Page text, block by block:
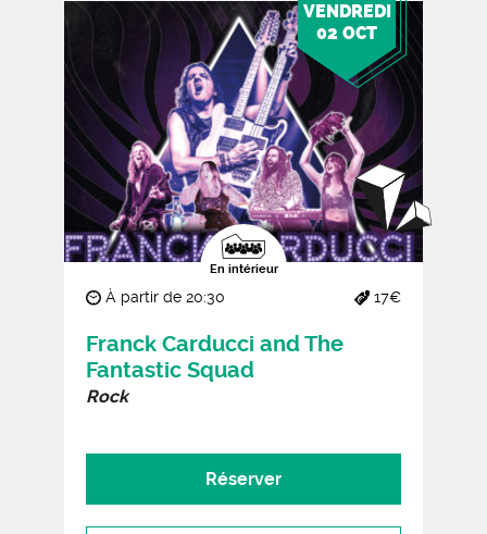
VENDREDI
02 OCT
En intérieur
À partir de 20:30 17€
Franck Carducci and The
Fantastic Squad
Rock
Réserver